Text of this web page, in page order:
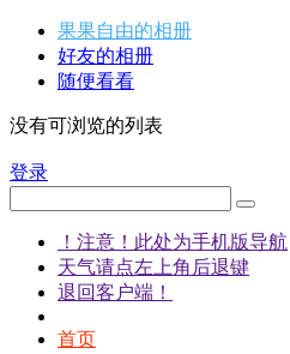
果果自由的相册
好友的相册
随便看看
没有可浏览的列表
登录
！注意！此处为手机版导航
天气请点左上角后退键
退回客户端！
首页